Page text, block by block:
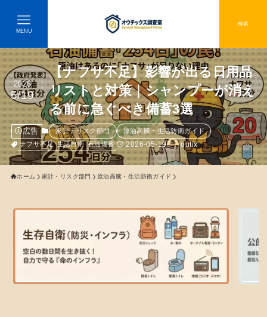
検索
MENU
【ナフサ不足】影響が出る日用品
リストと対策｜シャンプーが消え
る前に急ぐべき備蓄3選
2026
5/19
広告 家計・リスク部門
原油高騰・生活防衛ガイド
ナフサ不足 生活自衛 石油備蓄 2026-05-19 outix
ホーム 家計・リスク部門 原油高騰・生活防衛ガイド